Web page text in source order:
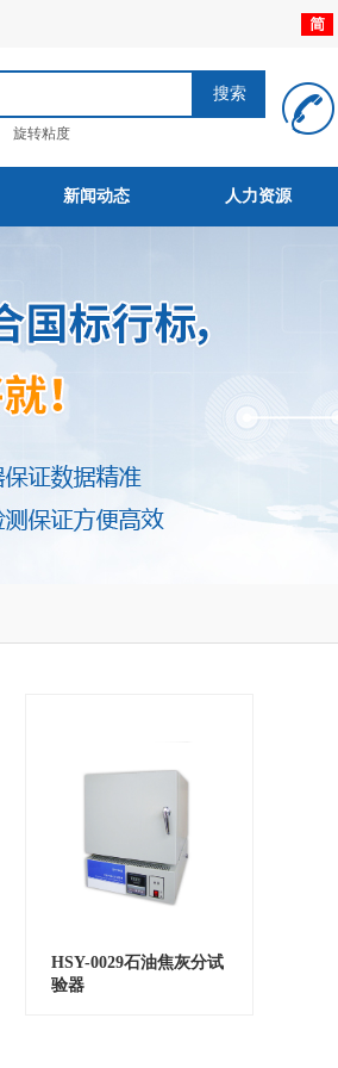
搜索
旋转粘度
新闻动态 人力资源
HSY-0029石油焦灰分试
验器